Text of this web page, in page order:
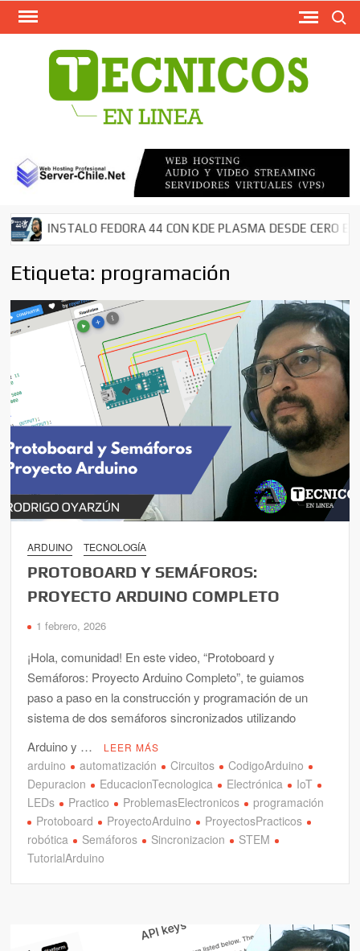
Saltar
en
INSTALO FEDORA 44 CON KDE PLASMA DESDE CERO EN MI
Etiqueta: programación
ARDUINO TECNOLOGÍA
PROTOBOARD Y SEMÁFOROS:
PROYECTO ARDUINO COMPLETO
1 febrero, 2026
¡Hola, comunidad! En este video, “Protoboard y
Semáforos: Proyecto Arduino Completo”, te guiamos
paso a paso en la construcción y programación de un
sistema de dos semáforos sincronizados utilizando
Arduino y …
LEER MÁS
arduino automatización Circuitos
CodigoArduino
Depuracion
EducacionTecnologica Electrónica
IoT
LEDs
Practico ProblemasElectronicos
programación
Protoboard
ProyectoArduino
ProyectosPracticos
robótica
Semáforos Sincronizacion
STEM
TutorialArduino